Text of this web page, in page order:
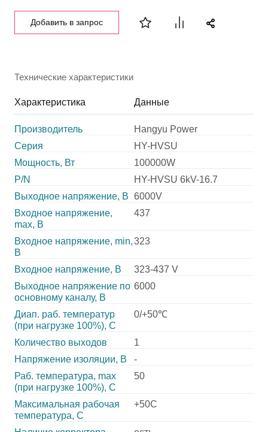
Добавить в запрос
Технические характеристики
Характеристика Данные
Производитель
Hangyu Power
Серия
HY-HVSU
Мощность, Вт
100000W
P/N
HY-HVSU 6kV-16.7
Выходное напряжение, В 6000V
Входное напряжение,
max, В
437
Входное напряжение, min,
В
323
Входное напряжение, В
323-437 V
Выходное напряжение по
основному каналу, В
6000
Диап. раб. температур
(при нагрузке 100%), C
0/+50℃
Количество выходов
1
Напряжение изоляции, В
-
Раб. температура, max
(при нагрузке 100%), C
50
Максимальная рабочая
температура, C
+50C